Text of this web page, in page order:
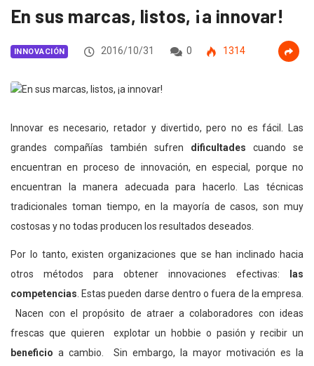
En sus marcas, listos, ¡a innovar!
INNOVACIÓN 2016/10/31 0 1314
Innovar es necesario, retador y divertido, pero no es fácil. Las
grandes compañías también sufren dificultades cuando se
encuentran en proceso de innovación, en especial, porque no
encuentran la manera adecuada para hacerlo. Las técnicas
tradicionales toman tiempo, en la mayoría de casos, son muy
costosas y no todas producen los resultados deseados.
Por lo tanto, existen organizaciones que se han inclinado hacia
otros métodos para obtener innovaciones efectivas:
las
competencias . Estas pueden darse dentro o fuera de la empresa.
Nacen con el propósito de atraer a colaboradores con ideas
frescas que quieren explotar un hobbie o pasión y recibir un
beneficio a cambio. Sin embargo, la mayor motivación es la